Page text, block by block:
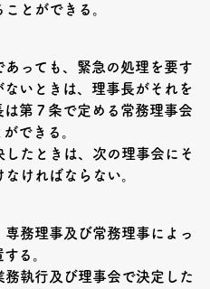
とができる。
っても、緊急の処理を要す
いときは、理事長がそれを
第７条で定める常務理事会
できる。
たときは、次の理事会にそ
ければならない。
務理事及び常務理事によっ
る。
執行及び理事会で決定した